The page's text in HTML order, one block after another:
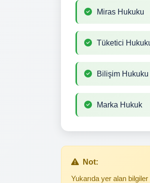
Miras Hukuku
Tüketici
Bilişim Hukuku
Marka Hukuk
Not:
Yukarıda yer alan